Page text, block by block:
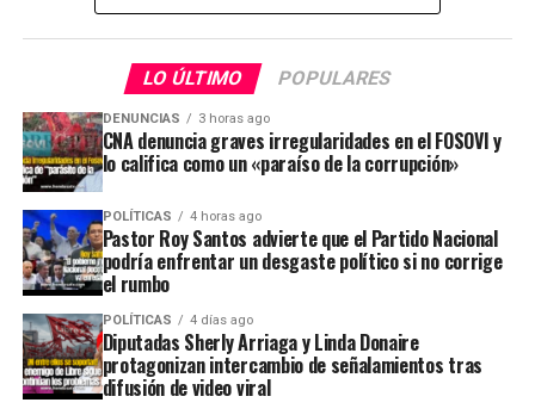
LO ÚLTIMO POPULARES
DENUNCIAS 3 horas ago
CNA denuncia graves irregularidades en el FOSOVI y
lo califica como un «paraíso de la corrupción»
POLÍTICAS 4 horas ago
Pastor Roy Santos advierte que el Partido Nacional
podría enfrentar un desgaste político si no corrige
el rumbo
POLÍTICAS 4 días ago
Diputadas Sherly Arriaga y Linda Donaire
protagonizan intercambio de señalamientos tras
difusión de video viral